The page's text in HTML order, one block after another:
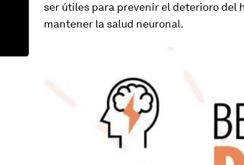
ser útiles para prevenir el deterioro del
mantener la salud neuronal.